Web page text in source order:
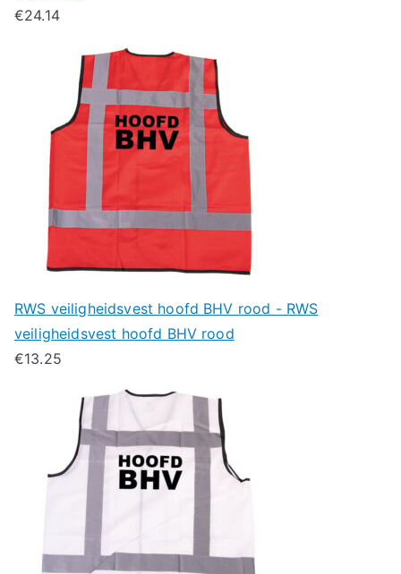
€24.14
RWS veiligheidsvest hoofd BHV rood - RWS
veiligheidsvest hoofd BHV rood
€13.25